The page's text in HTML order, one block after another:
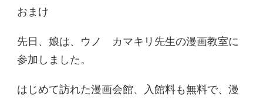
おまけ
先日、娘は、ウノ カマキリ先生の漫画教室に
参加しました。
はじめて訪れた漫画会館、入館料も無料で、漫